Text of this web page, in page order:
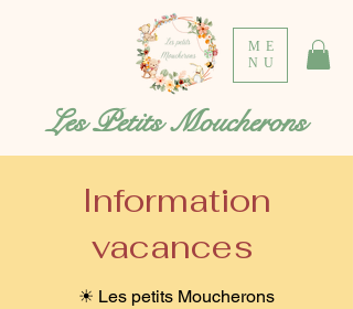
ME
NU
Les Petits Moucherons
Information
vacances
☀ Les petits Moucherons